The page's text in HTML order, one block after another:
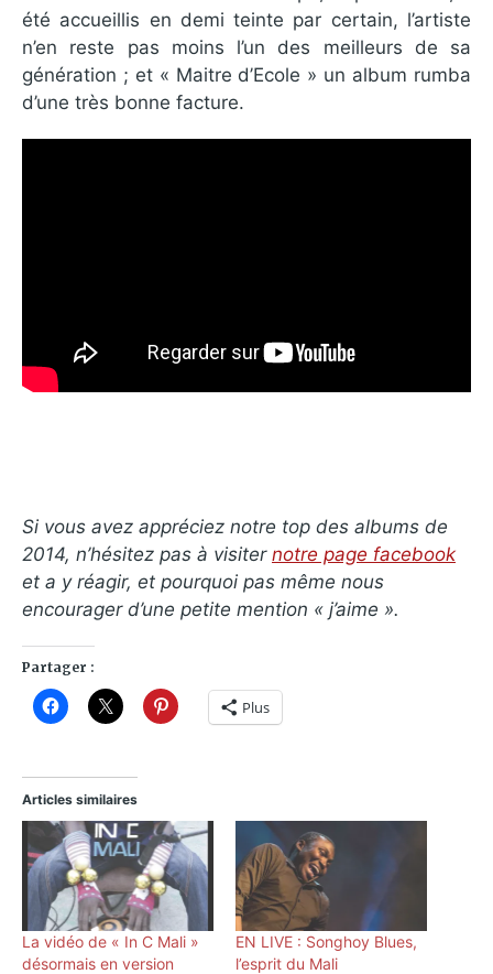
été accueillis en demi teinte par certain, l’artiste
n’en reste pas moins l’un des meilleurs de sa
génération ; et « Maitre d’Ecole » un album rumba
d’une très bonne facture.
Si vous avez appréciez notre top des albums de
2014, n’hésitez pas à visiter notre page facebook
et a y réagir, et pourquoi pas même nous
encourager d’une petite mention « j’aime ».
Partager :
Plus
Articles similaires
La vidéo de « In C Mali »
désormais en version
EN LIVE : Songhoy Blues,
l’esprit du Mali